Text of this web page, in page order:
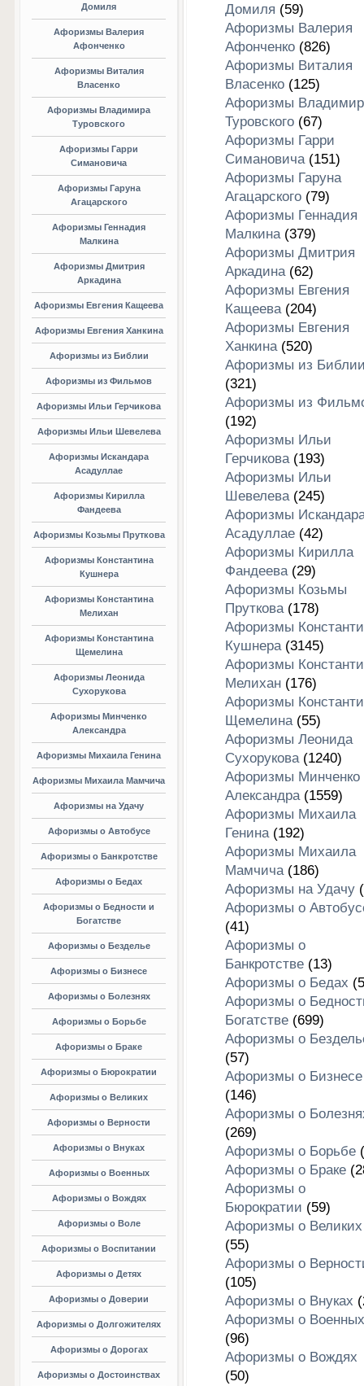
Домиля
Афоризмы Валерия
Афонченко
Афоризмы Виталия
Власенко
Афоризмы Владимира
Туровского
Афоризмы Гарри
Симановича
Афоризмы Гаруна
Агацарского
Афоризмы Геннадия
Малкина
Афоризмы Дмитрия
Аркадина
Афоризмы Евгения Кащеева
Афоризмы Евгения Ханкина
Афоризмы из Библии
Афоризмы из Фильмов
Афоризмы Ильи Герчикова
Афоризмы Ильи Шевелева
Афоризмы Искандара
Асадуллае
Афоризмы Кирилла
Фандеева
Афоризмы Козьмы Пруткова
Афоризмы Константина
Кушнера
Афоризмы Константина
Мелихан
Афоризмы Константина
Щемелина
Афоризмы Леонида
Сухорукова
Афоризмы Минченко
Александра
Афоризмы Михаила Генина
Афоризмы Михаила Мамчича
Афоризмы на Удачу
Афоризмы о Автобусе
Афоризмы о Банкротстве
Афоризмы о Бедах
Афоризмы о Бедности и
Богатстве
Афоризмы о Безделье
Афоризмы о Бизнесе
Афоризмы о Болезнях
Афоризмы о Борьбе
Афоризмы о Браке
Афоризмы о Бюрократии
Афоризмы о Великих
Афоризмы о Верности
Афоризмы о Внуках
Афоризмы о Военных
Афоризмы о Вождях
Афоризмы о Воле
Афоризмы о Воспитании
Афоризмы о Детях
Афоризмы о Доверии
Афоризмы о Долгожителях
Афоризмы о Дорогах
Афоризмы о Достоинствах
Домиля (59)
Афоризмы Валерия
Афонченко(826)
Афоризмы Виталия
Власенко(125)
Афоризмы
Туровского(67)
Афоризмы Гарри
Симановича(151)
Афоризмы Гаруна
Агацарского(79)
Афоризмы Геннадия
Малкина(379)
Афоризмы Дмитрия
Аркадина(62)
Афоризмы Евгения
Кащеева(204)
Афоризмы Евгения
Ханкина(520)
Афоризмы из
(321)
Афоризмы из
(192)
Афоризмы Ильи
Герчикова(193)
Афоризмы Ильи
Шевелева(245)
Афоризмы
Асадуллае(42)
Афоризмы Кирилла
Фандеева(29)
Афоризмы Козьмы
Пруткова(178)
Афоризмы
Кушнера(3145)
Афоризмы
Мелихан(176)
Афоризмы
Щемелина(55)
Афоризмы Леонида
Сухорукова(1240)
Афоризмы Минченко
Александра(1559)
Афоризмы Михаила
Генина(192)
Афоризмы Михаила
Мамчича(186)
Афоризмы на Удачу
Афоризмы о
(41)
Афоризмы о
Банкротстве(13)
Афоризмы о Бедах
Афоризмы о
Богатстве(699)
Афоризмы о
(57)
Афоризмы о Бизнесе
(146)
Афоризмы о
(269)
Афоризмы о Борьбе
Афоризмы о Браке
Афоризмы о
Бюрократии (59)
Афоризмы о Великих
(55)
Афоризмы о
(105)
Афоризмы о Внуках
Афоризмы о Военных
(96)
Афоризмы о Вождях
(50)